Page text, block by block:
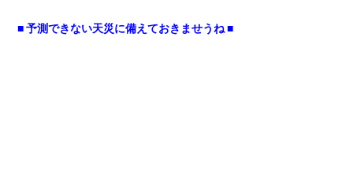
■ 予測できない天災に備えておきませうね ■